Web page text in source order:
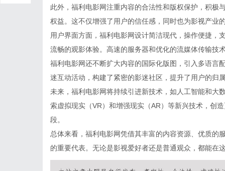
此外，福利电影网注重内容的合法性和版权保护，积极
权益。这不仅增强了用户的信任感，同时也为影视产业
用户界面方面，福利电影网设计简洁现代，操作便捷，
流畅的观影体验。高速的服务器和优化的流媒体传输技
福利电影网还不断扩大内容的国际化版图，引入多语言
迷互动活动，构建了紧密的影迷社区，提升了用户的归
未来，福利电影网将持续引进新技术，如人工智能和大
索虚拟现实（VR）和增强现实（AR）等新兴技术，创
段。
总体来看，福利电影网凭借其丰富的内容资源、优质的
的重要代表。无论是影视爱好者还是普通观众，都能在